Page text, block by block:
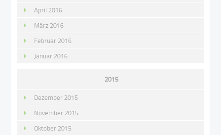
April 2016
März 2016
Februar 2016
Januar 2016
2015
Dezember 2015
November 2015
Oktober 2015